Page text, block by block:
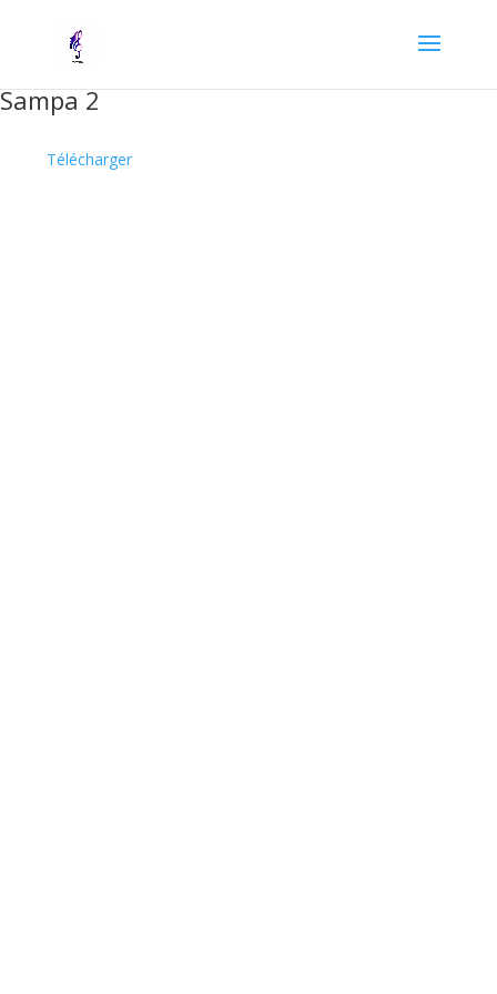
Sampa 2
Télécharger